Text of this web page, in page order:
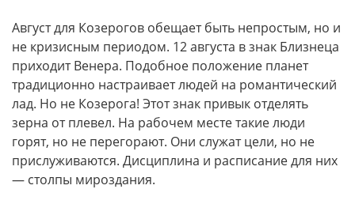
Август для Козерогов обещает быть непростым, но и
не кризисным периодом. 12 августа в знак Близнеца
приходит Венера. Подобное положение планет
традиционно настраивает людей на романтический
лад. Но не Козерога! Этот знак привык отделять
зерна от плевел. На рабочем месте такие люди
горят, но не перегорают. Они служат цели, но не
прислуживаются. Дисциплина и расписание для них
— столпы мироздания.